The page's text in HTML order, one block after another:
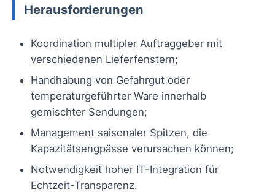
Herausforderungen
Koordination multipler Auftraggeber mit
verschiedenen Lieferfenstern;
Handhabung von Gefahrgut oder
temperaturgeführter Ware innerhalb
gemischter Sendungen;
Management saisonaler Spitzen, die
Kapazitätsengpässe verursachen können;
Notwendigkeit hoher IT-Integration für
Echtzeit-Transparenz.